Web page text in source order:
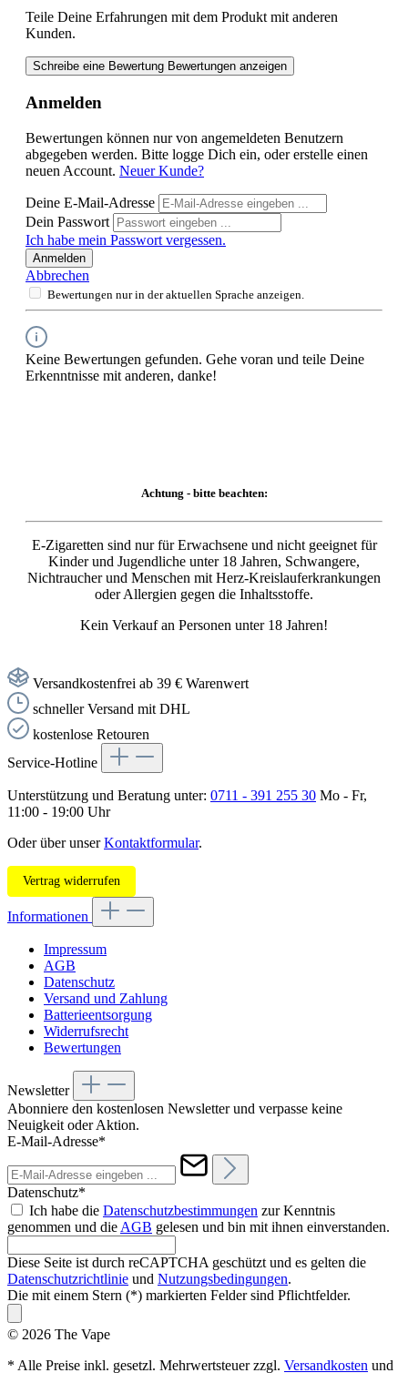
Teile Deine Erfahrungen mit dem Produkt mit anderen
Kunden.
Schreibe eine Bewertung Bewertungen anzeigen
Anmelden
Bewertungen können nur von angemeldeten Benutzern
abgegeben werden. Bitte logge Dich ein, oder erstelle einen
neuen Account. Neuer Kunde?
Deine E-Mail-Adresse
Dein Passwort
Ich habe mein Passwort vergessen.
Anmelden
Abbrechen
Bewertungen nur in der aktuellen Sprache anzeigen.
Keine Bewertungen gefunden. Gehe voran und teile Deine
Erkenntnisse mit anderen, danke!
Achtung - bitte beachten:
E-Zigaretten sind nur für Erwachsene und nicht geeignet für
Kinder und Jugendliche unter 18 Jahren, Schwangere,
Nichtraucher und Menschen mit Herz-Kreislauferkrankungen
oder Allergien gegen die Inhaltsstoffe.
Kein Verkauf an Personen unter 18 Jahren!
Versandkostenfrei ab 39 € Warenwert
schneller Versand mit DHL
kostenlose Retouren
Service-Hotline
Unterstützung und Beratung unter: 0711 - 391 255 30 Mo - Fr,
11:00 - 19:00 Uhr
Oder über unserKontaktformular.
Vertrag widerrufen
Informationen
Impressum
AGB
Datenschutz
Versand und Zahlung
Batterieentsorgung
Widerrufsrecht
Bewertungen
Newsletter
Abonniere den kostenlosen Newsletter und verpasse keine
Neuigkeit oder Aktion.
E-Mail-Adresse*
Datenschutz*
Ich habe die Datenschutzbestimmungen zur Kenntnis
genommen und die AGB gelesen und bin mit ihnen einverstanden.
Diese Seite ist durch reCAPTCHA geschützt und es gelten die
Datenschutzrichtlinie und Nutzungsbedingungen.
Die mit einem Stern (*) markierten Felder sind Pflichtfelder.
© 2026 The Vape
* Alle Preise inkl. gesetzl. Mehrwertsteuer zzgl. Versandkosten und